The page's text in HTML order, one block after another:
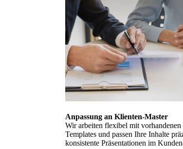
Anpassung an Klienten-Master
Wir arbeiten flexibel mit vorhandenen
Templates und passen Ihre Inhalte
konsistente Präsentationen im